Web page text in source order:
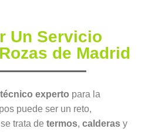
Un Servicio
de Madrid
experto para la
puede ser un reto,
trata de termos, calderas y